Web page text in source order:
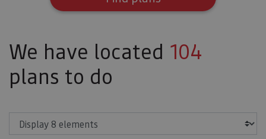
We have located 104
plans to do